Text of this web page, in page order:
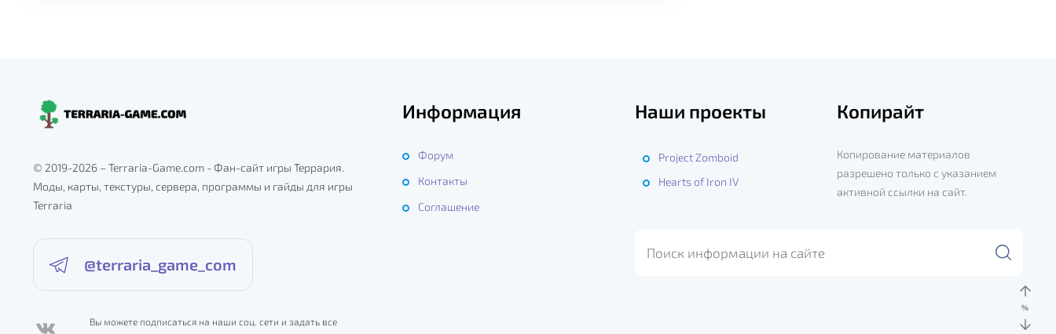
© 2019-2026 – Terraria-Game.com - Фан-сайт игры Террария.
Моды, карты, текстуры, сервера, программы и гайды для игры
Terraria
@terraria_game_com
Информация
Форум
Контакты
Соглашение
Наши проекты
Project Zomboid
Hearts of Iron IV
Копирайт
Копирование материалов
разрешено только с указанием
активной ссылки на сайт.
%